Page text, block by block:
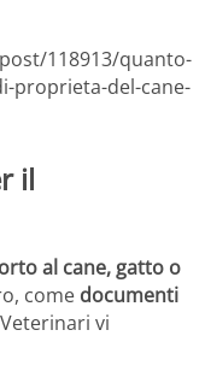
118913/quanto-
proprieta-del-cane-
il
al cane, gatto o
come documenti
vi